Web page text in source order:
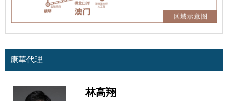
康華代理
林高翔